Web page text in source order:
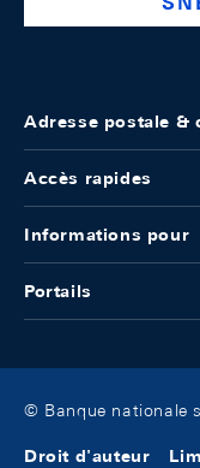
Adresse postale &
Accès rapides
Informations pour
Portails
© Banque nationale
Droit d'auteur